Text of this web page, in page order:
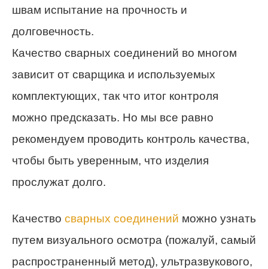
швам испытание на прочность и
долговечность.
Качество сварных соединений во многом
зависит от сварщика и используемых
комплектующих, так что итог контроля
можно предсказать. Но мы все равно
рекомендуем проводить контроль качества,
чтобы быть уверенным, что изделия
прослужат долго.
Качество сварных соединений можно узнать
путем визуального осмотра (пожалуй, самый
распространенный метод), ультразвукового,